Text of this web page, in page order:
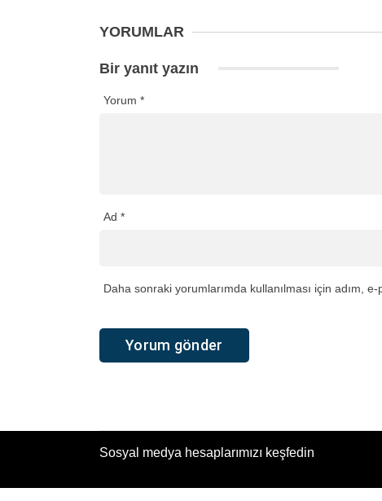
YORUMLAR
Bir yanıt yazın
Yorum *
Ad *
Daha sonraki yorumlarımda kullanılması için adım,
Sosyal medya hesaplarımızı keşfedin